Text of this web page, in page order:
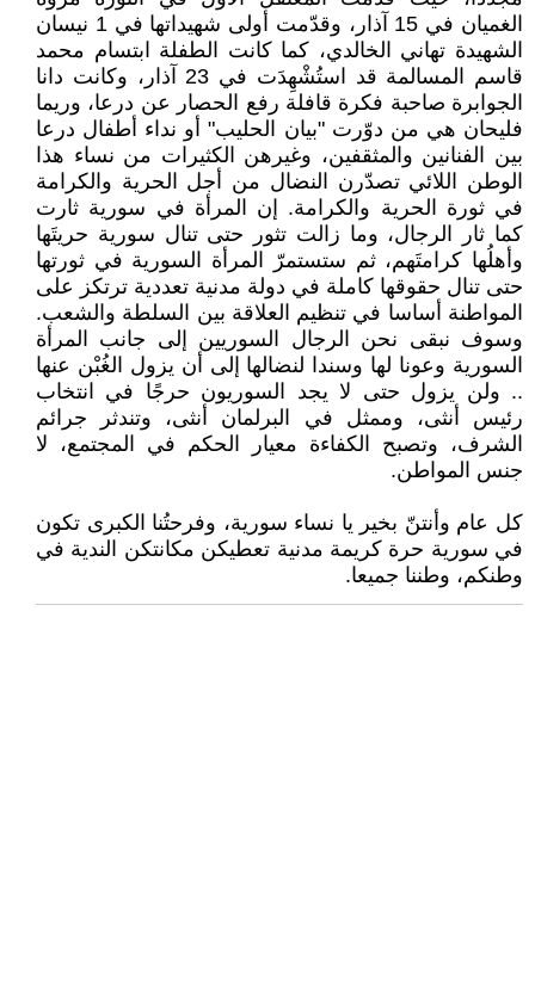
الغميان في 15 آذار، وقدّمت أولى شهيداتها في 1 نيسان
الشهيدة تهاني الخالدي، كما كانت الطفلة ابتسام محمد
قاسم المسالمة قد استُشْهِدَت في 23 آذار، وكانت دانا
الجوابرة صاحبة فكرة قافلة رفع الحصار عن درعا، وريما
فليحان هي من دوّرت "بيان الحليب" أو نداء أطفال درعا
بين الفنانين والمثقفين، وغيرهن الكثيرات من نساء هذا
الوطن اللائي تصدّرن النضال من أجل الحرية والكرامة
في ثورة الحرية والكرامة. إن المرأة في سورية ثارت
كما ثار الرجال، وما زالت تثور حتى تنال سورية حريتَها
وأهلُها كرامتَهم، ثم ستستمرّ المرأة السورية في ثورتها
حتى تنال حقوقها كاملة في دولة مدنية تعددية ترتكز على
المواطنة أساسا في تنظيم العلاقة بين السلطة والشعب.
وسوف نبقى نحن الرجال السوريين إلى جانب المرأة
السورية وعونا لها وسندا لنضالها إلى أن يزول الغُبْن عنها
.. ولن يزول حتى لا يجد السوريون حرجًا في انتخاب
رئيس أنثى، وممثل في البرلمان أنثى، وتندثر جرائم
الشرف، وتصبح الكفاءة معيار الحكم في المجتمع، لا
جنس المواطن.
كل عام وأنتنّ بخير يا نساء سورية، وفرحتُنا الكبرى تكون
في سورية حرة كريمة مدنية تعطيكن مكانتكن الندية في
وطنكم، وطننا جميعا.